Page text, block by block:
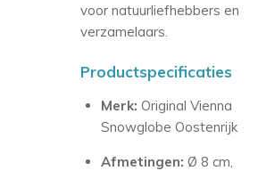
voor natuurliefhebbers en
verzamelaars.
Productspecificaties
Merk: Original Vienna
Snowglobe Oostenrijk
Afmetingen: Ø 8 cm,